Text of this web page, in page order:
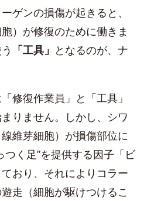
ゲンの損傷が起きると、
）が修復のために働きま
「工具」 となるのが、ナ
修復作業員」と「工具」
りません。しかし、シワ
維芽細胞）が損傷部位に
つく足”を提供する因子「ビ
おり、それによりコラー
走（細胞が駆けつけるこ